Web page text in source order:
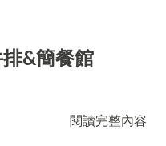
排&簡餐館
閱讀完整內容